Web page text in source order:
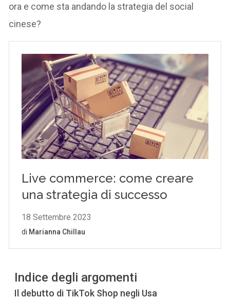
ora e come sta andando la strategia del social
cinese?
Indice degli argomenti
Il debutto di TikTok Shop negli Usa